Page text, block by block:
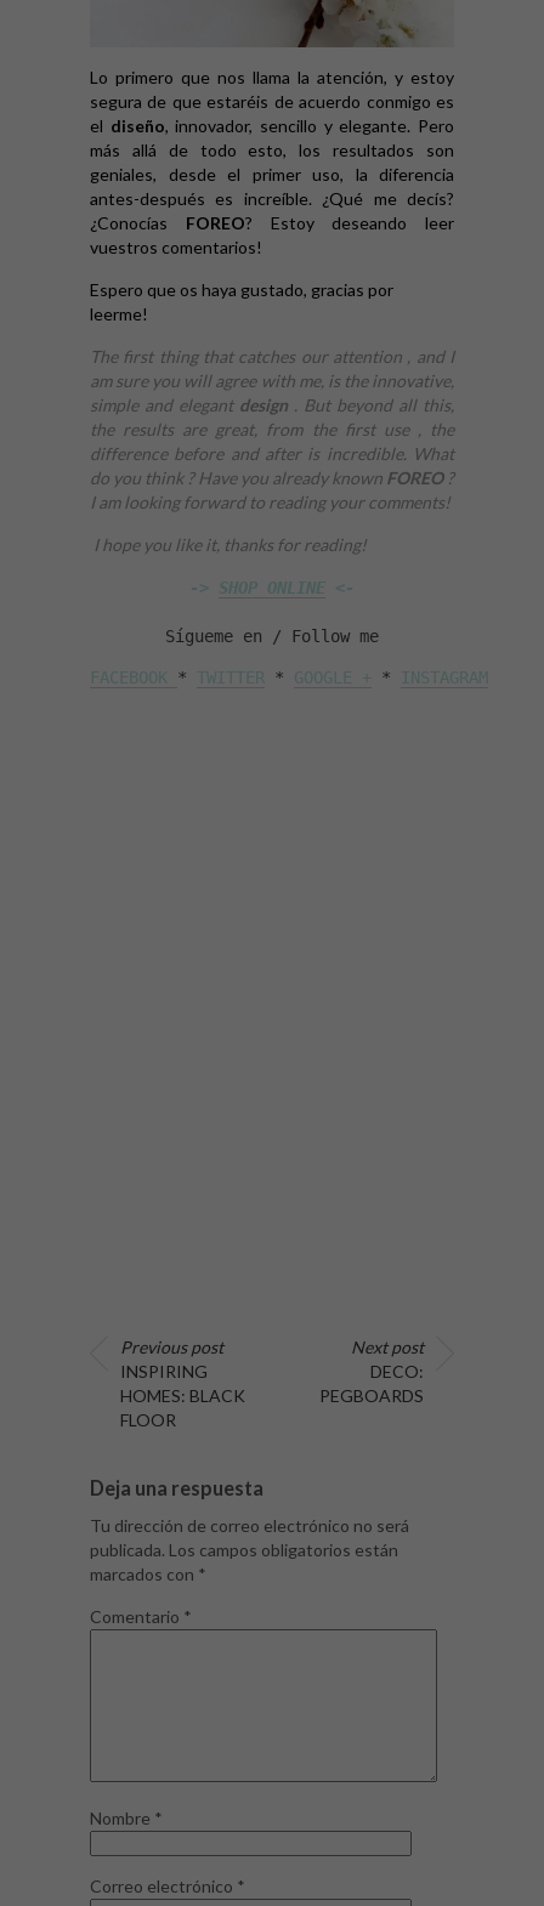
Lo primero que nos llama la atención, y estoy
segura de que estaréis de acuerdo conmigo es
el diseño, innovador, sencillo y elegante. Pero
más allá de todo esto, los resultados son
geniales, desde el primer uso, la diferencia
antes-después es increíble. ¿Qué me decís?
¿Conocías FOREO? Estoy deseando leer
vuestros comentarios!
Espero que os haya gustado, gracias por
leerme!
The first thing that catches our attention , and I
am sure you will agree with me, is the innovative,
simple and elegant design . But beyond all this,
the results are great, from the first use , the
difference before and after is incredible. What
do you think ? Have you already known FOREO?
I am looking forward to reading your comments!
I hope you like it, thanks for reading!
-> SHOP ONLINE <-
Sígueme en / Follow me
FACEBOOK * TWITTER * GOOGLE + *
Previous post
INSPIRING
HOMES: BLACK
FLOOR
Next post
DECO:
PEGBOARDS
Deja una respuesta
Tu dirección de correo electrónico no será
publicada. Los campos obligatorios están
marcados con *
Comentario *
Nombre *
Correo electrónico *